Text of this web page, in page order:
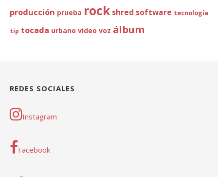
producción prueba rock shred software tecnología
tip tocada urbano video voz álbum
REDES SOCIALES
Instagram
Facebook